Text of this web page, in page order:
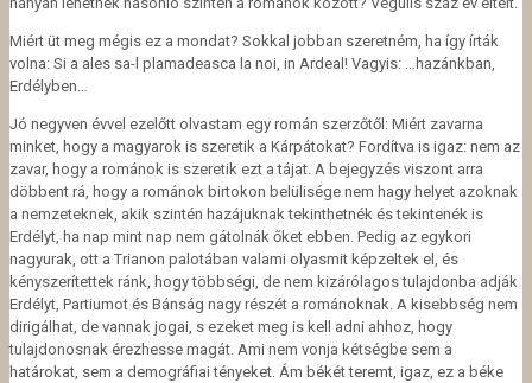
Miért üt meg mégis ez a mondat? Sokkal jobban szeretném, ha így írták
volna: Si a ales sa-l plamadeasca la noi, in Ardeal! Vagyis: …hazánkban,
Erdélyben…
Jó negyven évvel ezelőtt olvastam egy román szerzőtől: Miért zavarna
minket, hogy a magyarok is szeretik a Kárpátokat? Fordítva is igaz: nem az
zavar, hogy a románok is szeretik ezt a tájat. A bejegyzés viszont arra
döbbent rá, hogy a románok birtokon belülisége nem hagy helyet azoknak
a nemzeteknek, akik szintén hazájuknak tekinthetnék és tekintenék is
Erdélyt, ha nap mint nap nem gátolnák őket ebben. Pedig az egykori
nagyurak, ott a Trianon palotában valami olyasmit képzeltek el, és
kényszerítettek ránk, hogy többségi, de nem kizárólagos tulajdonba adják
Erdélyt, Partiumot és Bánság nagy részét a románoknak. A kisebbség nem
dirigálhat, de vannak jogai, s ezeket meg is kell adni ahhoz, hogy
tulajdonosnak érezhesse magát. Ami nem vonja kétségbe sem a
határokat, sem a demográfiai tényeket. Ám békét teremt, igaz, ez a béke